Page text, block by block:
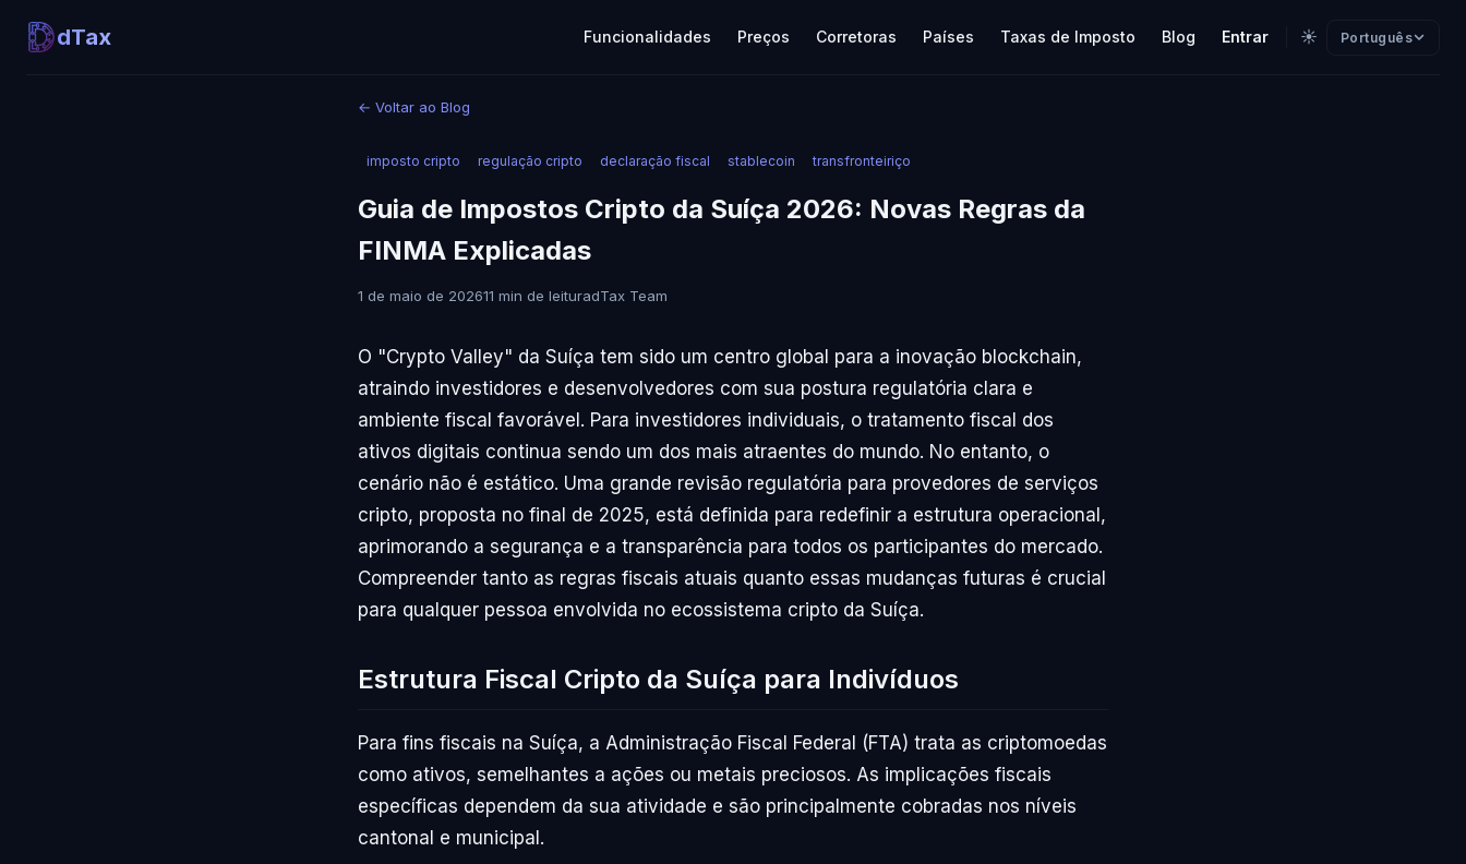
dTax Funcionalidades Preços Corretoras Países Taxas de Imposto Blog Entrar ☀️ Português
← Voltar ao Blog
imposto cripto regulação cripto declaração fiscal stablecoin transfronteiriço
Guia de Impostos Cripto da Suíça 2026: Novas Regras da
FINMA Explicadas
1 de maio de 202611 min de leituradTax Team
O "Crypto Valley" da Suíça tem sido um centro global para a inovação blockchain,
atraindo investidores e desenvolvedores com sua postura regulatória clara e
ambiente fiscal favorável. Para investidores individuais, o tratamento fiscal dos
ativos digitais continua sendo um dos mais atraentes do mundo. No entanto, o
cenário não é estático. Uma grande revisão regulatória para provedores de serviços
cripto, proposta no final de 2025, está definida para redefinir a estrutura operacional,
aprimorando a segurança e a transparência para todos os participantes do mercado.
Compreender tanto as regras fiscais atuais quanto essas mudanças futuras é crucial
para qualquer pessoa envolvida no ecossistema cripto da Suíça.
Estrutura Fiscal Cripto da Suíça para Indivíduos
Para fins fiscais na Suíça, a Administração Fiscal Federal (FTA) trata as criptomoedas
como ativos, semelhantes a ações ou metais preciosos. As implicações fiscais
específicas dependem da sua atividade e são principalmente cobradas nos níveis
cantonal e municipal.